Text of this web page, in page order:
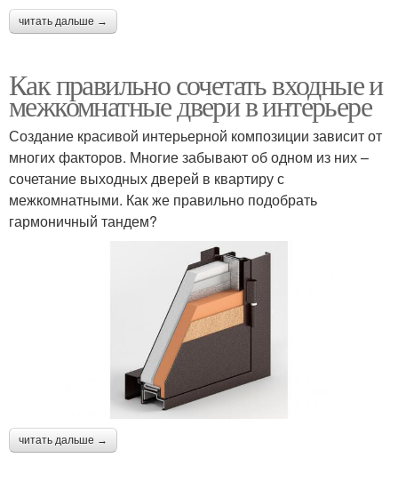
читать дальше →
Как правильно сочетать входные и
межкомнатные двери в интерьере
Создание красивой интерьерной композиции зависит от
многих факторов. Многие забывают об одном из них –
сочетание выходных дверей в квартиру с
межкомнатными. Как же правильно подобрать
гармоничный тандем?
читать дальше →